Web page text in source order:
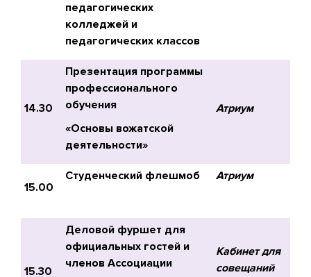
педагогических
колледжей и
педагогических классов
14.30
Презентация программы
профессионального
обучения
«Основы вожатской
деятельности»
Атриум
15.00
Студенческий флешмоб Атриум
15.30
Деловой фуршет для
официальных гостей и
членов Ассоциации
Кабинет для
совещаний